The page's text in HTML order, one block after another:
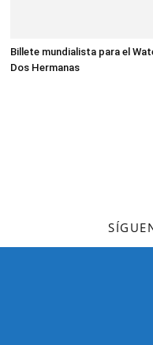
Billete mundialista para el
Dos Hermanas